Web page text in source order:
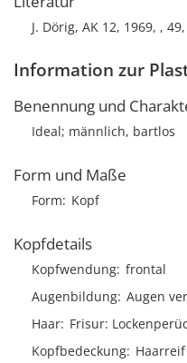
J. Dörig, AK 12, 1969, ,
Information zur
Benennung und
Ideal; männlich, bartlos
Form und Maße
Form Kopf
Kopfdetails
Kopfwendung frontal
Augenbildung Augen
Haar Frisur
Kopfbedeckung Haarreif